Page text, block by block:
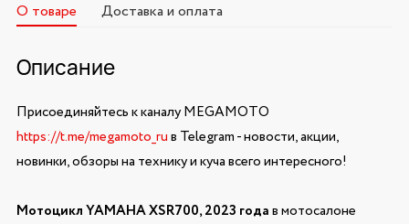
О товаре Доставка и оплата
Описание
Присоединяйтесь к каналу MEGAMOTO
https://t.me/megamoto_ruв Telegram - новости, акции,
новинки, обзоры на технику и куча всего интересного!
Мотоцикл YAMAHA XSR700, 2023 годав мотосалоне